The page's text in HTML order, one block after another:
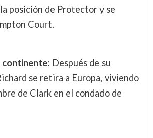
posición de Protector y se
Court.
continente: Después de su
se retira a Europa, viviendo
de Clark en el condado de